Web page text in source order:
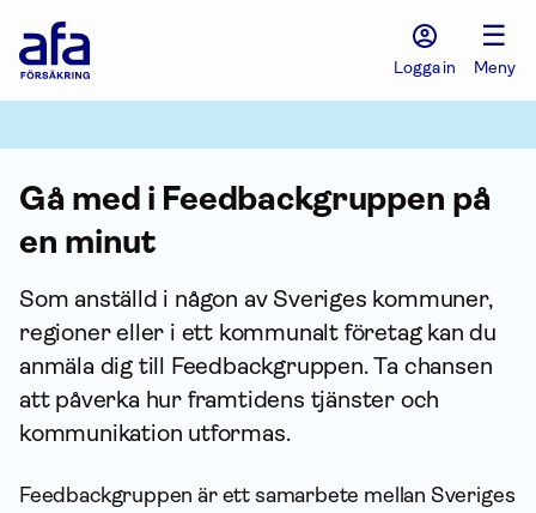
Försäkring
Logga in
☰
Meny
Gå med i Feedback­gruppen på
en minut
Som anställd i någon av Sveriges kommuner,
regioner eller i ett kommunalt företag kan du
anmäla dig till Feedback­gruppen. Ta chansen
att påverka hur framtidens tjänster och
kommunikation utformas.
Feedback­gruppen är ett sam­arbete mellan Sveriges